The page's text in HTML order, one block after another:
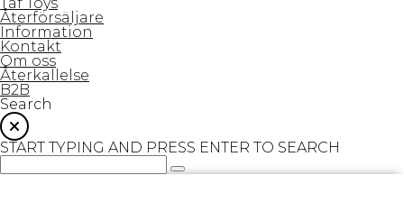
Återförsäljare
Information
Kontakt
Om oss
Återkallelse
B2B
Search
START TYPING AND PRESS ENTER TO SEARCH